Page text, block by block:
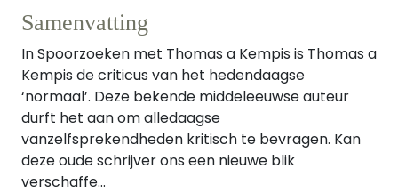
Samenvatting
In Spoorzoeken met Thomas a Kempis is Thomas a
Kempis de criticus van het hedendaagse
‘normaal’. Deze bekende middeleeuwse auteur
durft het aan om alledaagse
vanzelfsprekendheden kritisch te bevragen. Kan
deze oude schrijver ons een nieuwe blik
verschaffe...